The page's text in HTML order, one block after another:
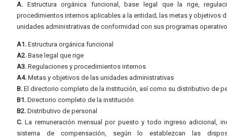
A. Estructura orgánica funcional, base legal que la rige,
procedimientos internos aplicables a la entidad; las metas y objetivos
unidades administrativas de conformidad con sus programas
A1. Estructura orgánica funcional
A2. Base legal que rige
A3. Regulaciones y procedimientos internos
A4. Metas y objetivos de las unidades administrativas
B. El directorio completo de la institución, así como su distributivo de
B1. Directorio completo de la institución
B2. Distributivo de personal
C. La remuneración mensual por puesto y todo ingreso adicional,
sistema de compensación, según lo establezcan las